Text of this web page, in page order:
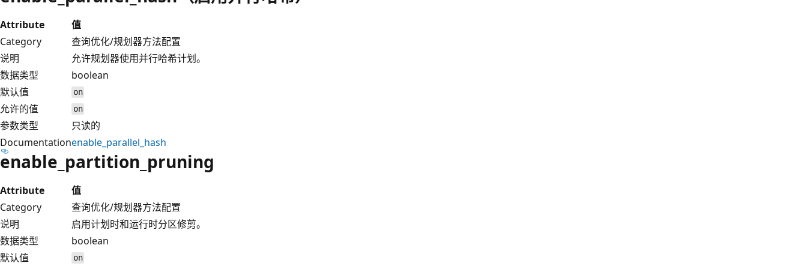
Attribute
值
Category
查询优化/规划器方法配置
说明
允许规划器使用并行哈希计划。
数据类型
boolean
默认值
on
允许的值 on
参数类型
只读的
Documentationenable_parallel_hash
enable_partition_pruning
Attribute
值
Category
查询优化/规划器方法配置
说明
启用计划时和运行时分区修剪。
数据类型
boolean
默认值
on